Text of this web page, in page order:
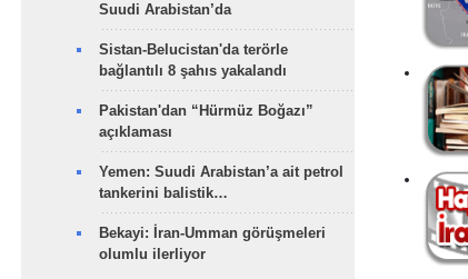
Suudi Arabistan’da
Sistan-Belucistan'da terörle
bağlantılı 8 şahıs yakalandı
Pakistan'dan “Hürmüz Boğazı”
açıklaması
Yemen: Suudi Arabistan’a ait petrol
tankerini balistik…
Bekayi: İran-Umman görüşmeleri
olumlu ilerliyor